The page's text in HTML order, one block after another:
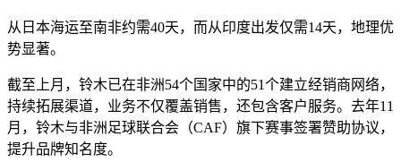
从日本海运至南非约需40天，而从印度出发仅需14天，地理优
势显著。
截至上月，铃木已在非洲54个国家中的51个建立经销商网络，
持续拓展渠道，业务不仅覆盖销售，还包含客户服务。去年11
月，铃木与非洲足球联合会（CAF）旗下赛事签署赞助协议，
提升品牌知名度。